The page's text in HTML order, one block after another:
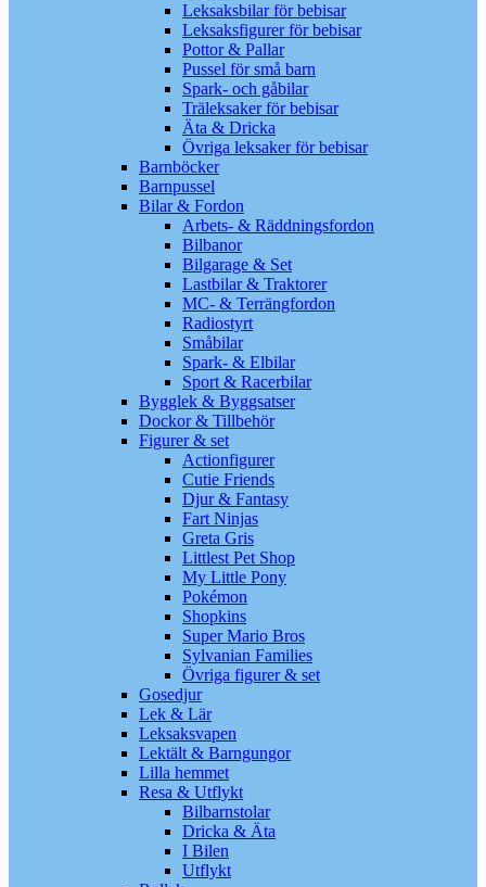
Leksaksbilar för bebisar
Leksaksfigurer för bebisar
Pottor & Pallar
Pussel för små barn
Spark- och gåbilar
Träleksaker för bebisar
Äta & Dricka
Övriga leksaker för bebisar
Barnböcker
Barnpussel
Bilar & Fordon
Arbets- & Räddningsfordon
Bilbanor
Bilgarage & Set
Lastbilar & Traktorer
MC- & Terrängfordon
Radiostyrt
Småbilar
Spark- & Elbilar
Sport & Racerbilar
Bygglek & Byggsatser
Dockor & Tillbehör
Figurer & set
Actionfigurer
Cutie Friends
Djur & Fantasy
Fart Ninjas
Greta Gris
Littlest Pet Shop
My Little Pony
Pokémon
Shopkins
Super Mario Bros
Sylvanian Families
Övriga figurer & set
Gosedjur
Lek & Lär
Leksaksvapen
Lektält & Barngungor
Lilla hemmet
Resa & Utflykt
Bilbarnstolar
Dricka & Äta
I Bilen
Utflykt